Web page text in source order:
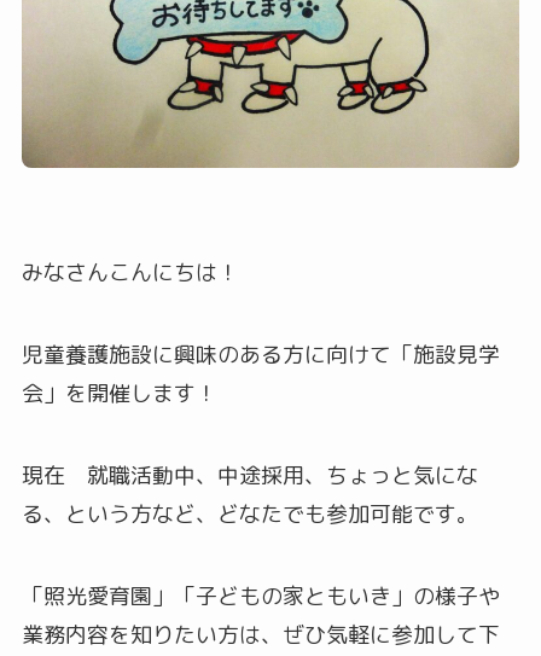
みなさんこんにちは！
児童養護施設に興味のある方に向けて「施設見学
会」を開催します！
現在 就職活動中、中途採用、ちょっと気にな
る、という方など、どなたでも参加可能です。
「照光愛育園」「子どもの家ともいき」の様子や
業務内容を知りたい方は、ぜひ気軽に参加して下